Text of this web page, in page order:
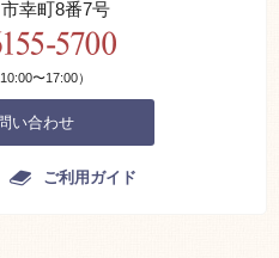
幸町8番7号
〜17:00）
い合わせ
ご利用ガイド